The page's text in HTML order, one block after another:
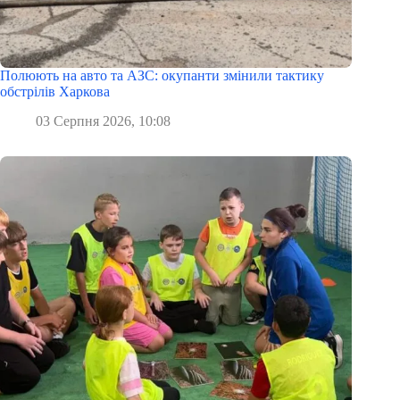
Полюють на авто та АЗС: окупанти змінили тактику
обстрілів Харкова
03 Серпня 2026, 10:08